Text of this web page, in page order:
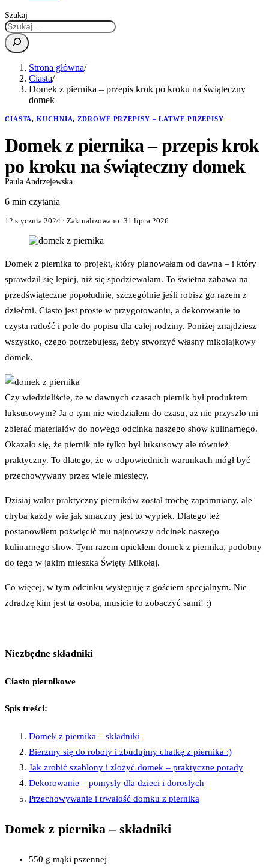
Szukaj
Strona główna/
Ciasta/
Domek z piernika – przepis krok po kroku na świąteczny
domek
CIASTA,KUCHNIA,ZDROWE PRZEPISY – ŁATWE PRZEPISY
Domek z piernika – przepis krok
po kroku na świąteczny domek
Paula Andrzejewska
6 min czytania
12 stycznia 2024 · Zaktualizowano: 31 lipca 2026
Domek z piernika to projekt, który planowałam od dawna – i który
sprawdził się lepiej, niż się spodziewałam. To świetna zabawa na
przedświąteczne popołudnie, szczególnie jeśli robisz go razem z
dziećmi. Ciasto jest proste w przygotowaniu, a dekorowanie to
czysta radość i pole do popisu dla całej rodziny. Poniżej znajdziesz
wszystko, czego potrzebujesz, żeby stworzyć własny mikołajkowy
domek.
Czy wiedzieliście, że w dawnych czasach piernik był produktem
luksusowym? Ja o tym nie wiedziałem do czasu, aż nie przyszło mi
zbierać materiałów do nowego odcinka naszego show kulinarnego.
Okazało się, że piernik nie tylko był luksusowy ale również
praktyczny. To dlatego, że w odpowiednich warunkach mógł być
przechowywany przez wiele miesięcy.
Dzisiaj walor praktyczny pierników został trochę zapomniany, ale
chyba każdy wie jak smaczny jest to wypiek. Dlatego też
postanowiłem poświęcić mu najnowszy odcinek naszego
kulinarnego show. Tym razem upiekłem domek z piernika, podobny
do tego w jakim mieszka Święty Mikołaj.
Co więcej, w tym odcinku występuję z gościem specjalnym. Nie
zdradzę kim jest ta osoba, musicie to zobaczyć sami! :)
Niezbędne składniki
Ciasto piernikowe
Spis treści:
Domek z piernika – składniki
Bierzmy się do roboty i zbudujmy chatkę z piernika :)
Jak zrobić szablony i złożyć domek – praktyczne porady
Dekorowanie – pomysły dla dzieci i dorosłych
Przechowywanie i trwałość domku z piernika
Domek z piernika – składniki
550 g mąki pszennej